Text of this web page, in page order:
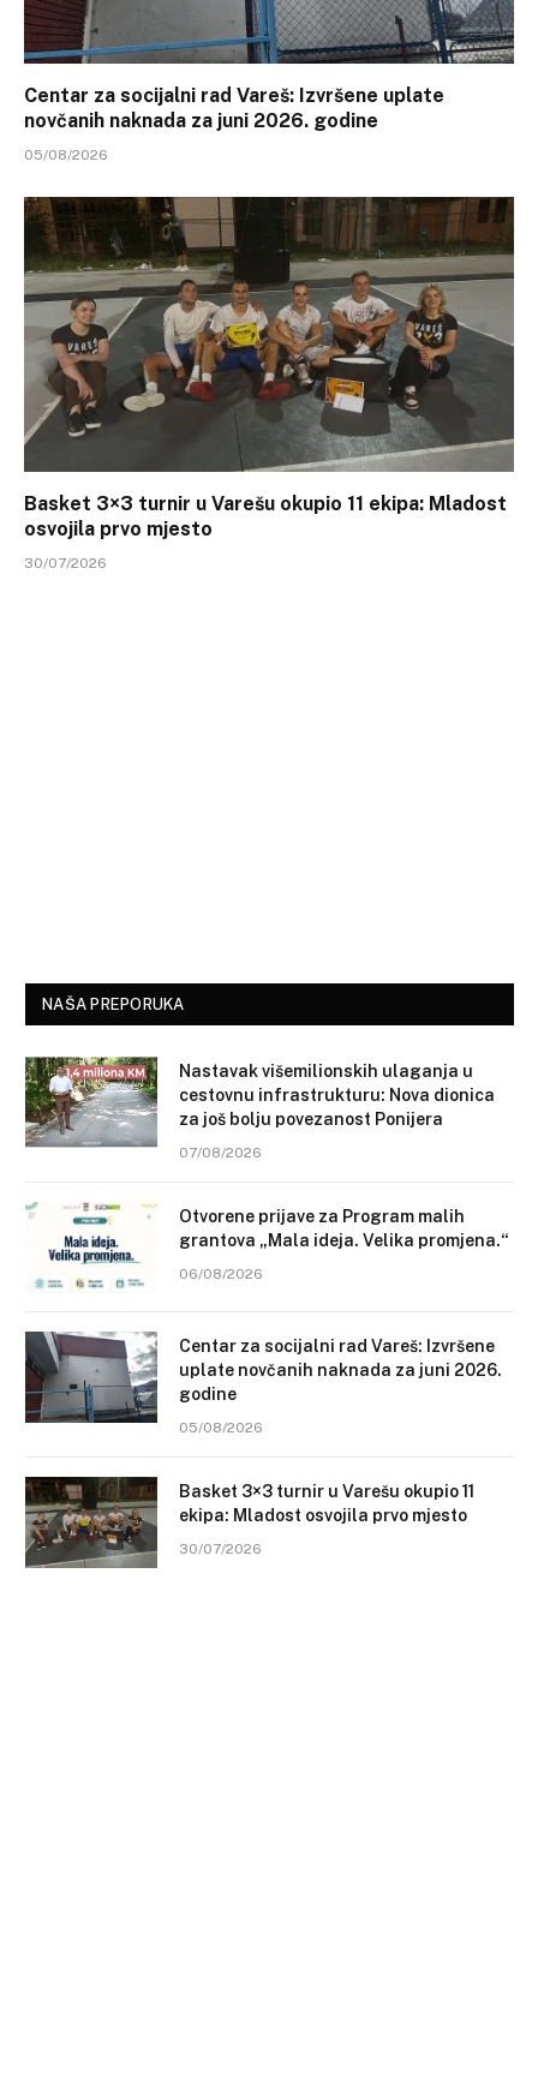
Centar za socijalni rad Vareš: Izvršene uplate
novčanih naknada za juni 2026. godine
05/08/2026
Basket 3×3 turnir u Varešu okupio 11 ekipa: Mladost
osvojila prvo mjesto
30/07/2026
NAŠA PREPORUKA
Nastavak višemilionskih ulaganja u
cestovnu infrastrukturu: Nova dionica
za još bolju povezanost Ponijera
07/08/2026
Otvorene prijave za Program malih
grantova „Mala ideja. Velika promjena.“
06/08/2026
Centar za socijalni rad Vareš: Izvršene
uplate novčanih naknada za juni 2026.
godine
05/08/2026
Basket 3×3 turnir u Varešu okupio 11
ekipa: Mladost osvojila prvo mjesto
30/07/2026